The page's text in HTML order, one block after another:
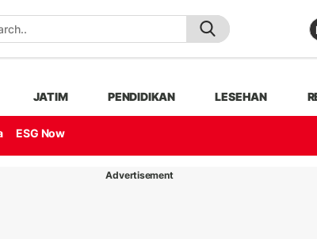
JATIM PENDIDIKAN LESEHAN
ESG Now
Advertisement